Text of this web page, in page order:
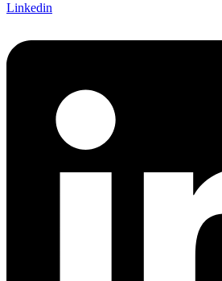
Linkedin